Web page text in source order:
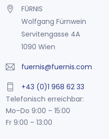
FÜRNIS
Wolfgang Fürnwein
Servitengasse 4A
1090 Wien
fuernis@fuernis.com
+43 (0)1 968 62 33
Telefonisch erreichbar:
Mo–Do 9:00 – 15:00
Fr 9:00 – 13:00